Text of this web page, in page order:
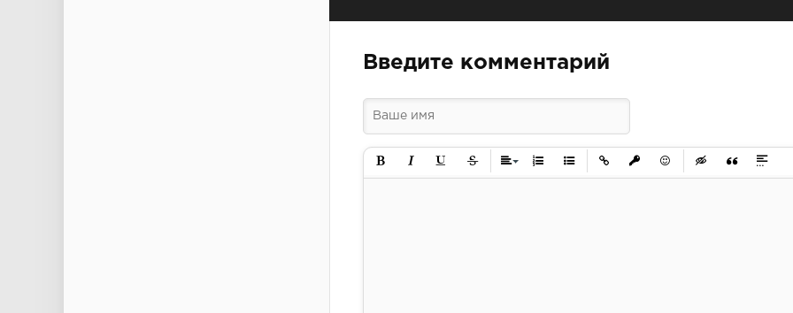
Введите комментарий
Полужирный
КурсивПодчеркнутый
ЗачеркнутыйВыравнивание
Нумерованный список
Маркированный список
Вставить ссылку
Вставить защищенную
Вставить смайлик
Вставка скрытого
Вставка